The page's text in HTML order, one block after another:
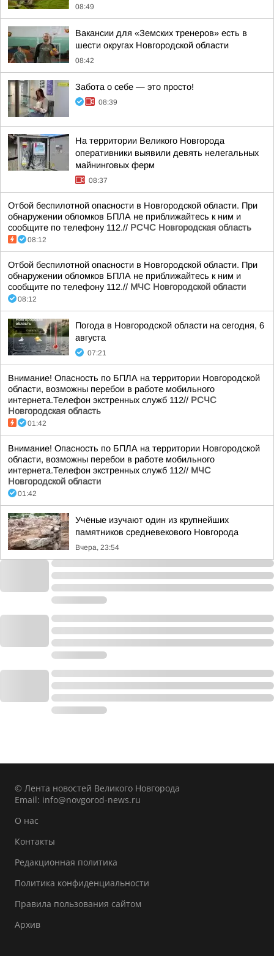
08:49
Вакансии для «Земских тренеров» есть в
шести округах Новгородской области
08:42
Забота о себе — это просто!
08:39
На территории Великого Новгорода
оперативники выявили девять нелегальных
майнинговых ферм
08:37
Отбой беспилотной опасности в Новгородской области. При
обнаружении обломков БПЛА не приближайтесь к ним и
сообщите по телефону 112.// РСЧС Новгородская область
08:12
Отбой беспилотной опасности в Новгородской области. При
обнаружении обломков БПЛА не приближайтесь к ним и
сообщите по телефону 112.// МЧС Новгородской области
08:12
Погода в Новгородской области на сегодня, 6
августа
07:21
Внимание! Опасность по БПЛА на территории Новгородской
области, возможны перебои в работе мобильного
интернета.Телефон экстренных служб 112// РСЧС
Новгородская область
01:42
Внимание! Опасность по БПЛА на территории Новгородской
области, возможны перебои в работе мобильного
интернета.Телефон экстренных служб 112// МЧС
Новгородской области
01:42
Учёные изучают один из крупнейших
памятников средневекового Новгорода
Вчера, 23:54
© Лента новостей Великого Новгорода
Email: info@novgorod-news.ru
О нас
Контакты
Редакционная политика
Политика конфиденциальности
Правила пользования сайтом
Архив